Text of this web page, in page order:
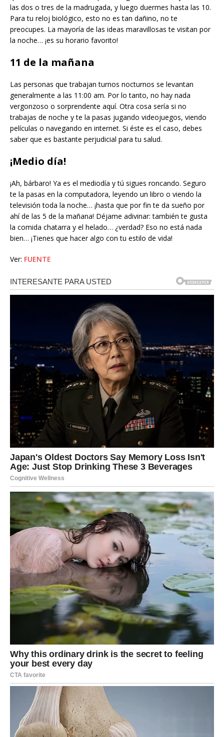
las dos o tres de la madrugada, y luego duermes hasta las 10.
Para tu reloj biológico, esto no es tan dañino, no te
preocupes. La mayoría de las ideas maravillosas te visitan por
la noche… ¡es su horario favorito!
11 de la mañana
Las personas que trabajan turnos nocturnos se levantan
generalmente a las 11:00 am. Por lo tanto, no hay nada
vergonzoso o sorprendente aquí. Otra cosa sería si no
trabajas de noche y te la pasas jugando videojuegos, viendo
películas o navegando en internet. Si éste es el caso, debes
saber que es bastante perjudicial para tu salud.
¡Medio día!
¡Ah, bárbaro! Ya es el mediodía y tú sigues roncando. Seguro
te la pasas en la computadora, leyendo un libro o viendo la
televisión toda la noche… ¡hasta que por fin te da sueño por
ahí de las 5 de la mañana! Déjame adivinar: también te gusta
la comida chatarra y el helado… ¿verdad? Eso no está nada
bien… ¡Tienes que hacer algo con tu estilo de vida!
Ver: FUENTE